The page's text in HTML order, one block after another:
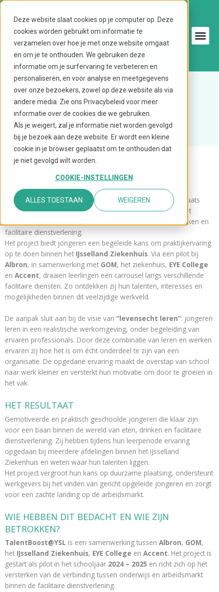
Deze website slaat cookies op je computer op. Deze
cookies worden gebruikt om informatie te
verzamelen over hoe je met onze website omgaat
en om je te onthouden. We gebruiken deze
informatie om je surfervaring te verbeteren en
personaliseren, en voor analyse en meetgegevens
over onze bezoekers, zowel op deze website als via
andere media. Zie ons Privacybeleid voor meer
informatie over de cookies die we gebruiken.
Als je weigert, zal je informatie niet worden gevolgd
bij je bezoek aan deze website. Er wordt een kleine
cookie in je browser geplaatst om te onthouden dat
je niet gevolgd wilt worden.
COOKIE-INSTELLINGEN
ALLES TOESTAAN WEIGEREN
Ga
inhoud
TALENTBOOST@YSL
WAT IS TALENTBOOST@YSL
TalentBoost@YSLis een werkverkenning en opleidingsplaats
voor jongeren uit het praktijkonderwijs (PRO) en voortgezet
speciaal onderwijs (VSO) die interesse hebben in eten, drinken en
facilitaire dienstverlening.
Het project biedt jongeren een begeleide kans om praktijkervaring
op te doen binnen het IJsselland Ziekenhuis. Via een pilot bij
Albron, in samenwerking met GOM, het ziekenhuis, EYE College
en Accent, draaien leerlingen een carrousel langs verschillende
facilitaire diensten. Zo ontdekken zij hun talenten, interesses en
mogelijkheden binnen dit veelzijdige werkveld.
De aanpak sluit aan bij de visie van “levensecht leren”: jongeren
leren in een realistische werkomgeving, onder begeleiding van
ervaren professionals. Door deze combinatie van leren en werken
ervaren zij hoe het is om écht onderdeel te zijn van een
organisatie. De opgedane ervaring maakt de overstap van school
naar werk kleiner en versterkt hun motivatie om door te groeien in
het vak.
HET RESULTAAT
Gemotiveerde en praktisch geschoolde jongeren die klaar zijn
voor een baan binnen de wereld van eten, drinken en facilitaire
dienstverlening. Zij hebben tijdens hun leerperiode ervaring
opgedaan bij meerdere afdelingen binnen het IJsselland
Ziekenhuis en weten waar hun talenten liggen.
Het project vergroot hun kans op duurzame plaatsing, ondersteunt
werkgevers bij het vinden van gericht opgeleide jongeren en zorgt
voor een zachte landing op de arbeidsmarkt.
WIE HEBBEN DIT BEDACHT EN WIE ZIJN
BETROKKEN?
TalentBoost@YSL is een samenwerking tussen Albron, GOM,
het IJsselland Ziekenhuis, EYE College en Accent. Het project is
gestart als pilot in het schooljaar 2024 – 2025 en richt zich op het
versterken van de verbinding tussen onderwijs en arbeidsmarkt
binnen de facilitaire dienstverlening.